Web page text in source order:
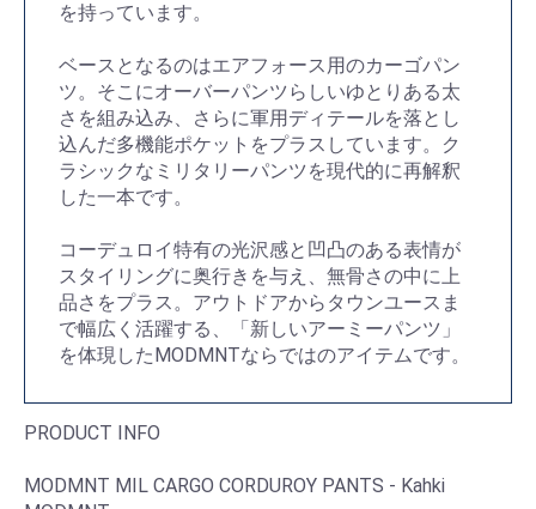
を持っています。
ベースとなるのはエアフォース用のカーゴパン
ツ。そこにオーバーパンツらしいゆとりある太
さを組み込み、さらに軍用ディテールを落とし
込んだ多機能ポケットをプラスしています。ク
ラシックなミリタリーパンツを現代的に再解釈
した一本です。
コーデュロイ特有の光沢感と凹凸のある表情が
スタイリングに奥行きを与え、無骨さの中に上
品さをプラス。アウトドアからタウンユースま
で幅広く活躍する、「新しいアーミーパンツ」
を体現したMODMNTならではのアイテムです。
PRODUCT INFO
MODMNT MIL CARGO CORDUROY PANTS - Kahki
お買い物を続ける カートへ進む